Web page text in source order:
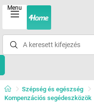
Menu
Szépség és egészség
Kompenzációs segédeszközök